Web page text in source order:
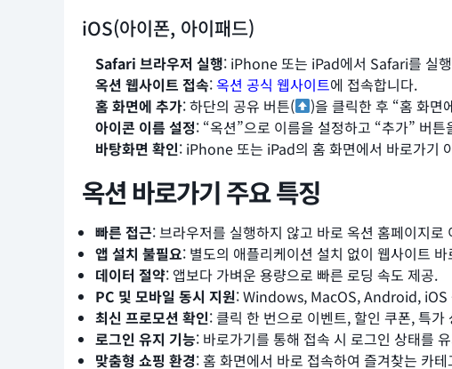
iOS(아이폰, 아이패드)
Safari 브라우저 실행: iPhone 또는 iPad에서 Safari를 실
옥션 웹사이트 접속:옥션 공식 웹사이트에 접속합니다.
홈 화면에 추가: 하단의 공유 버튼(
)을 클릭한 후 “홈 화면
아이콘 이름 설정: “옥션”으로 이름을 설정하고 “추가” 버튼
바탕화면 확인: iPhone 또는 iPad의 홈 화면에서 바로가기
옥션 바로가기 주요 특징
빠른 접근: 브라우저를 실행하지 않고 바로 옥션 홈페이지로
앱 설치 불필요: 별도의 애플리케이션 설치 없이 웹사이트
데이터 절약: 앱보다 가벼운 용량으로 빠른 로딩 속도 제공.
PC 및 모바일 동시 지원: Windows, MacOS, Android, iOS
최신 프로모션 확인: 클릭 한 번으로 이벤트, 할인 쿠폰, 특
로그인 유지 기능: 바로가기를 통해 접속 시 로그인 상태를
맞춤형 쇼핑 환경: 홈 화면에서 바로 접속하여 즐겨찾는 카